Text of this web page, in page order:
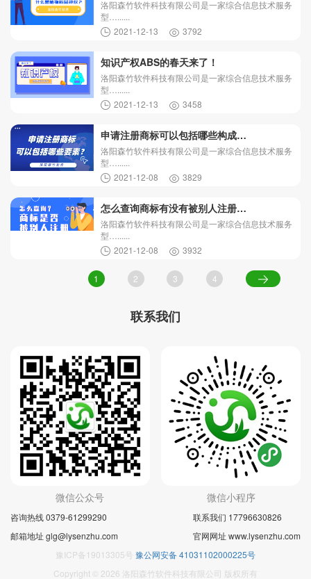
洛阳森竹软件科技有限公司是一家综合信息技术服务
型…......
2021-12-13
3792
知识产权ABS的春天来了！
洛阳森竹软件科技有限公司是一家综合信息技术服务
型…......
2021-12-13
3458
申请注册商标可以包括哪些构成…
洛阳森竹软件科技有限公司是一家综合信息技术服务
型…......
2021-12-08
3829
怎么查询商标有没有被别人注册…
洛阳森竹软件科技有限公司是一家综合信息技术服务
型…......
2021-12-08
3932
1 2 3 4
联系我们
微信公众号 微信小程序
咨询热线 0379-61299290
邮箱地址 glg@lysenzhu.com
联系我们 17796630826
官网网址 www.lysenzhu.com
豫ICP备19013305号 豫公网安备 41031102000225号
Copyright © 2026 洛阳森竹软件科技有限公司 版权所有